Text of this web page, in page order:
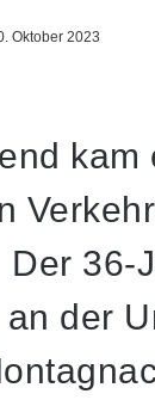
Oktober 2023
36-
der